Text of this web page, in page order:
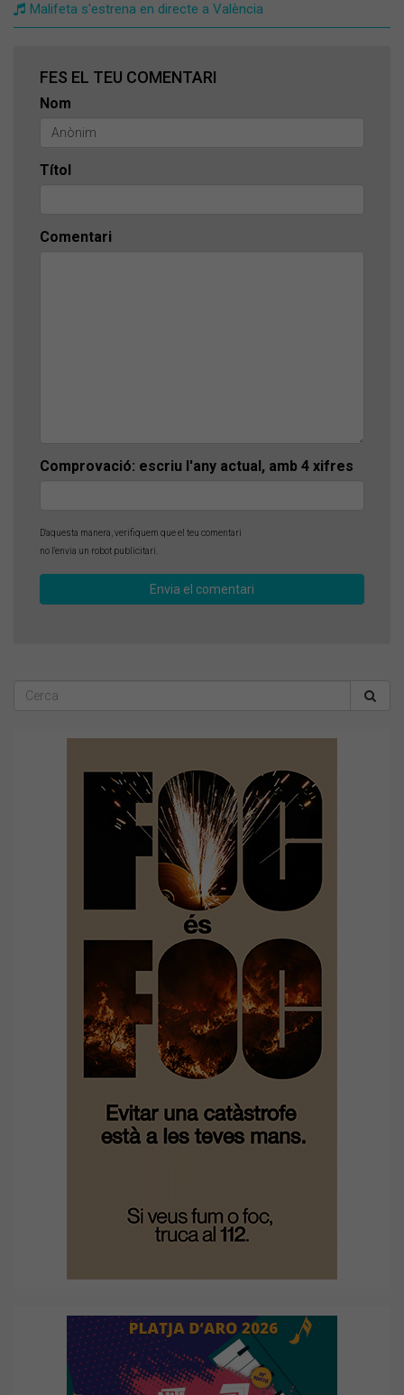
Malifeta s'estrena en directe a València
FES EL TEU COMENTARI
Nom
Títol
Comentari
Comprovació: escriu l'any actual, amb 4 xifres
D'aquesta manera, verifiquem que el teu comentari
no l'envia un robot publicitari.